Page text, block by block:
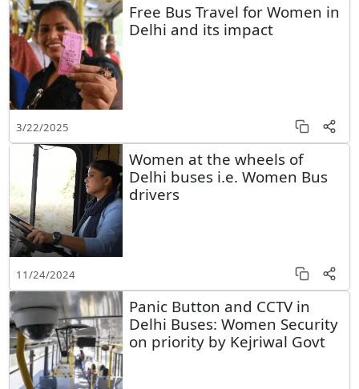
Free Bus Travel for Women in
Delhi and its impact
3/22/2025
Women at the wheels of
Delhi buses i.e. Women Bus
drivers
11/24/2024
Panic Button and CCTV in
Delhi Buses: Women Security
on priority by Kejriwal Govt